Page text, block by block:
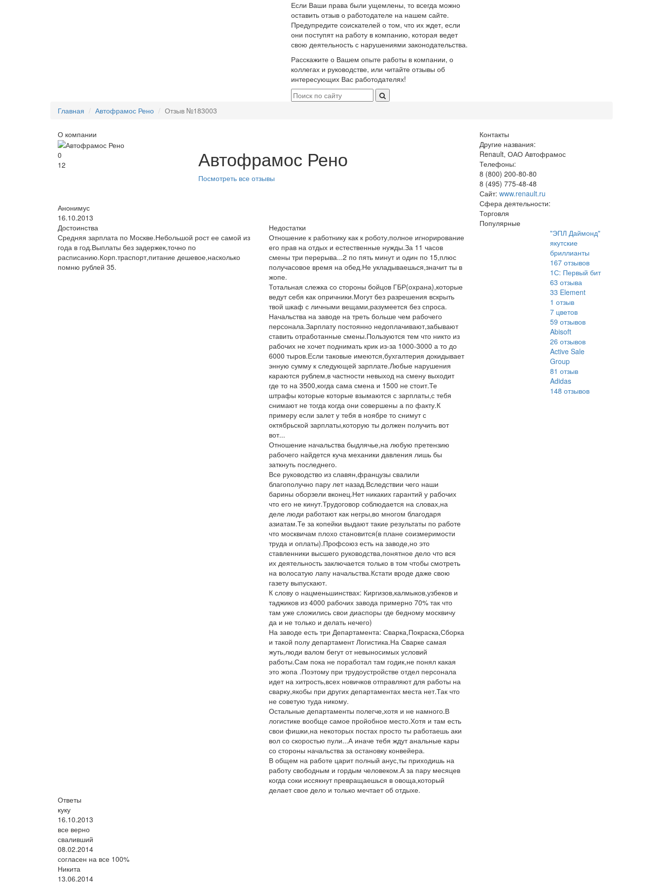
Если Ваши права были ущемлены, то всегда можно
оставить отзыв о работодателе на нашем сайте.
Предупредите соискателей о том, что их ждет, если
они поступят на работу в компанию, которая ведет
свою деятельность с нарушениями законодательства.
Расскажите о Вашем опыте работы в компании, о
коллегах и руководстве, или читайте отзывы об
интересующих Вас работодателях!
Главная Автофрамос Рено Отзыв №183003
О компании
0
12
Автофрамос Рено
Посмотреть все отзывы
Анонимус
16.10.2013
Достоинства
Средняя зарплата по Москве.Небольшой рост ее самой из
года в год.Выплаты без задержек,точно по
расписанию.Корп.траспорт,питание дешевое,насколько
помню рублей 35.
Недостатки
Отношение к работнику как к роботу,полное игнорирование
его прав на отдых и естественные нужды.За 11 часов
смены три перерыва...2 по пять минут и один по 15,плюс
получасовое время на обед.Не укладываешься,значит ты в
жопе.
Тотальная слежка со стороны бойцов ГБР(охрана),которые
ведут себя как опричники.Могут без разрешения вскрыть
твой шкаф с личными вещами,разумеется без спроса.
Начальства на заводе на треть больше чем рабочего
персонала.Зарплату постоянно недоплачивают,забывают
ставить отработанные смены.Пользуются тем что никто из
рабочих не хочет поднимать крик из-за 1000-3000 а то до
6000 тыров.Если таковые имеются,бухгалтерия докидывает
энную сумму к следующей зарплате.Любые нарушения
караются рублем,в частности невыход на смену выходит
где то на 3500,когда сама смена и 1500 не стоит.Те
штрафы которые которые взымаются с зарплаты,с тебя
снимают не тогда когда они совершены а по факту.К
примеру если залет у тебя в ноябре то снимут с
октябрьской зарплаты,которую ты должен получить вот
вот...
Отношение начальства быдлячье,на любую претензию
рабочего найдется куча механики давления лишь бы
заткнуть последнего.
Все руководство из славян,французы свалили
благополучно пару лет назад.Вследствии чего наши
барины оборзели вконец.Нет никаких гарантий у рабочих
что его не кинут.Трудоговор соблюдается на словах,на
деле люди работают как негры,во многом благодаря
азиатам.Те за копейки выдают такие результаты по работе
что москвичам плохо становится(в плане соизмеримости
труда и оплаты).Профсоюз есть на заводе,но это
ставленники высшего руководства,понятное дело что вся
их деятельность заключается только в том чтобы смотреть
на волосатую лапу начальства.Кстати вроде даже свою
газету выпускают.
К слову о нацменьшинствах: Киргизов,калмыков,узбеков и
таджиков из 4000 рабочих завода примерно 70% так что
там уже сложились свои диаспоры где бедному москвичу
да и не только и делать нечего)
На заводе есть три Департамента: Сварка,Покраска,Сборка
и такой полу департамент Логистика.На Сварке самая
жуть,люди валом бегут от невыносимых условий
работы.Сам пока не поработал там годик,не понял какая
это жопа .Поэтому при трудоустройстве отдел персонала
идет на хитрость,всех новичков отправляют для работы на
сварку,якобы при других департаментах места нет.Так что
не советую туда никому.
Остальные департаменты полегче,хотя и не намного.В
логистике вообще самое пройобное место.Хотя и там есть
свои фишки,на некоторых постах просто ты работаешь аки
вол со скоростью пули...А иначе тебя ждут анальные кары
со стороны начальства за остановку конвейера.
В общем на работе царит полный анус,ты приходишь на
работу свободным и гордым человеком.А за пару месяцев
когда соки иссякнут превращаешься в овоща,который
делает свое дело и только мечтает об отдыхе.
Ответы
куку
16.10.2013
все верно
сваливший
08.02.2014
согласен на все 100%
Никита
13.06.2014
Контакты
Другие названия:
Renault, ОАО Автофрамос
Телефоны:
8 (800) 200-80-80
8 (495) 775-48-48
Сайт: www.renault.ru
Сфера деятельности:
Торговля
Популярные
"ЭПЛ Даймонд"
якутские
бриллианты
167отзывов
1С: Первый бит
63 отзыва
33 Element
1 отзыв
7 цветов
59 отзывов
Abisoft
26 отзывов
Active Sale
Group
81 отзыв
Adidas
148 отзывов